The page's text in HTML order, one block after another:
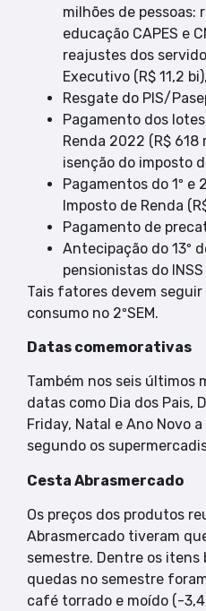
milhões de pessoas:
educação CAPES e
reajustes dos
Executivo (R$ 11,2
Resgate do PIS/
Pagamento dos
Renda 2022 (R$ 618
isenção do imposto
Pagamentos do 1º e
Imposto de Renda
Pagamento de
Antecipação do 13º
pensionistas do
Tais fatores devem
consumo no 2ºSEM.
Datas comemorativas
Também nos seis últimos
datas como Dia dos Pais,
Friday, Natal e Ano Novo
segundo os
Cesta Abrasmercado
Os preços dos produtos
Abrasmercado tiveram
semestre. Dentre os itens
quedas no semestre
café torrado e moído (-